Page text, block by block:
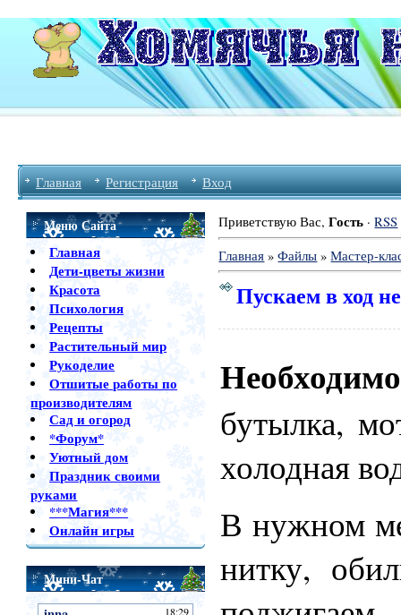
Главная Регистрация Вход
Меню Сайта
Главная
Дети-цветы жизни
Красота
Психология
Рецепты
Растительный мир
Рукоделие
Отшитые работы по
производителям
Сад и огород
*Форум*
Уютный дом
Праздник своими
руками
***Магия***
Онлайн игры
Мини-Чат
Приветствую Вас,Гость ·RSS
Главная »Файлы »Мастер-
Пускаем в ход
бутылка,
холодная
В нужном
нитку,